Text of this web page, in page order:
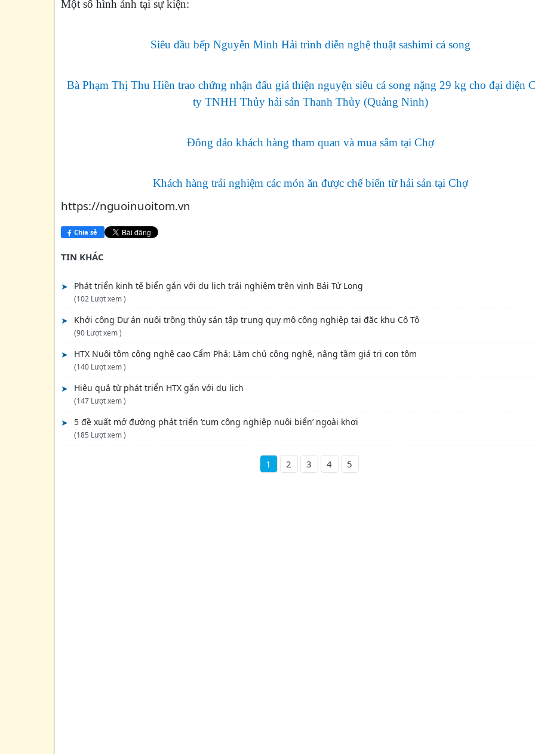
Một số hình ảnh tại sự kiện:
Siêu đầu bếp Nguyễn Minh Hải trình diễn nghệ thuật sashimi cá song
Bà Phạm Thị Thu Hiền trao chứng nhận đấu giá thiện nguyện siêu cá song nặng 29 kg cho đại diện
ty TNHH Thủy hải sản Thanh Thủy (Quảng Ninh)
Đông đảo khách hàng tham quan và mua sắm tại Chợ
Khách hàng trải nghiệm các món ăn được chế biến từ hải sản tại Chợ
https://nguoinuoitom.vn
Chia sẻ
TIN KHÁC
Phát triển kinh tế biển gắn với du lịch trải nghiệm trên vịnh Bái Tử Long
(102 Lượt xem )
Khởi công Dự án nuôi trồng thủy sản tập trung quy mô công nghiệp tại đặc khu Cô Tô
(90 Lượt xem )
HTX Nuôi tôm công nghệ cao Cẩm Phả: Làm chủ công nghệ, nâng tầm giá trị con tôm
(140 Lượt xem )
Hiệu quả từ phát triển HTX gắn với du lịch
(147 Lượt xem )
5 đề xuất mở đường phát triển ‘cụm công nghiệp nuôi biển’ ngoài khơi
(185 Lượt xem )
1 2 3 4 5